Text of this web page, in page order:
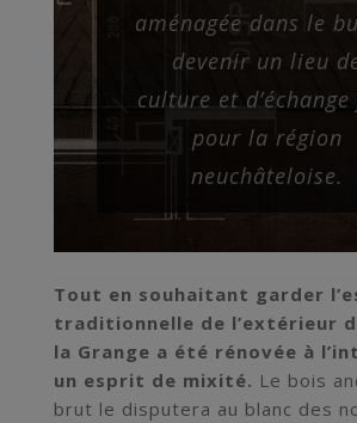
aménagée dans le
devenir un lieu
culture et
pour la région
neuchâteloise.
Tout en souhaitant garder
traditionnelle de l’extérieur
la Grange a été rénovée à
un esprit de mixité. Le bois
brut le disputera au blanc des